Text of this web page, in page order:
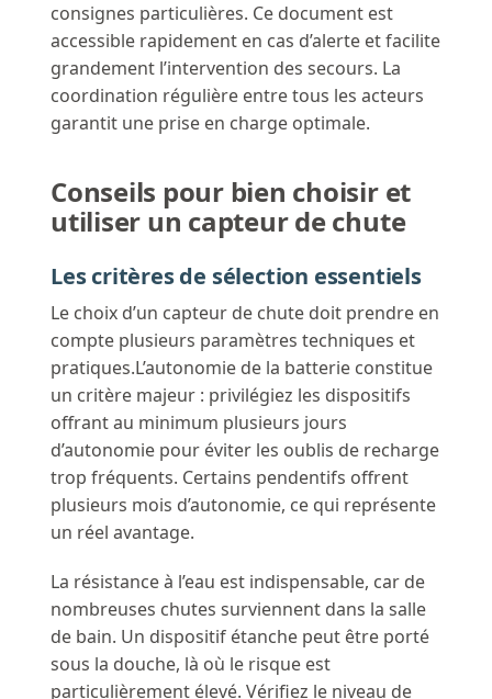
consignes particulières. Ce document est
accessible rapidement en cas d’alerte et facilite
grandement l’intervention des secours. La
coordination régulière entre tous les acteurs
garantit une prise en charge optimale.
Conseils pour bien choisir et
utiliser un capteur de chute
Les critères de sélection essentiels
Le choix d’un capteur de chute doit prendre en
compte plusieurs paramètres techniques et
pratiques.L’autonomie de la batterie constitue
un critère majeur : privilégiez les dispositifs
offrant au minimum plusieurs jours
d’autonomie pour éviter les oublis de recharge
trop fréquents. Certains pendentifs offrent
plusieurs mois d’autonomie, ce qui représente
un réel avantage.
La résistance à l’eau est indispensable, car de
nombreuses chutes surviennent dans la salle
de bain. Un dispositif étanche peut être porté
sous la douche, là où le risque est
particulièrement élevé. Vérifiez le niveau de